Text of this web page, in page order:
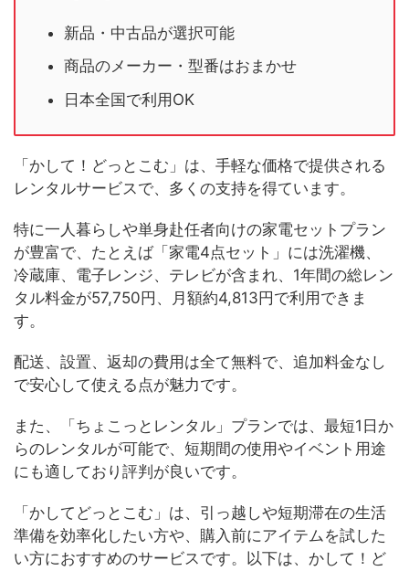
新品・中古品が選択可能
商品のメーカー・型番はおまかせ
日本全国で利用OK
「かして！どっとこむ」は、手軽な価格で提供される
レンタルサービスで、多くの支持を得ています。
特に一人暮らしや単身赴任者向けの家電セットプラン
が豊富で、たとえば「家電4点セット」には洗濯機、
冷蔵庫、電子レンジ、テレビが含まれ、1年間の総レン
タル料金が57,750円、月額約4,813円で利用できま
す。
配送、設置、返却の費用は全て無料で、追加料金なし
で安心して使える点が魅力です。
また、「ちょこっとレンタル」プランでは、最短1日か
らのレンタルが可能で、短期間の使用やイベント用途
にも適しており評判が良いです。
「かしてどっとこむ」は、引っ越しや短期滞在の生活
準備を効率化したい方や、購入前にアイテムを試した
い方におすすめのサービスです。以下は、かして！ど